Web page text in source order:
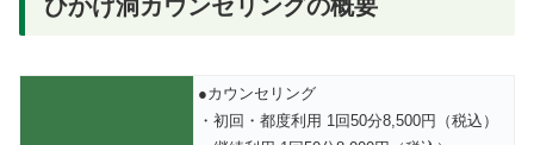
ひかげ洞カウンセリングの概要
●カウンセリング
・初回・都度利用 1回50分8,500円（税込）